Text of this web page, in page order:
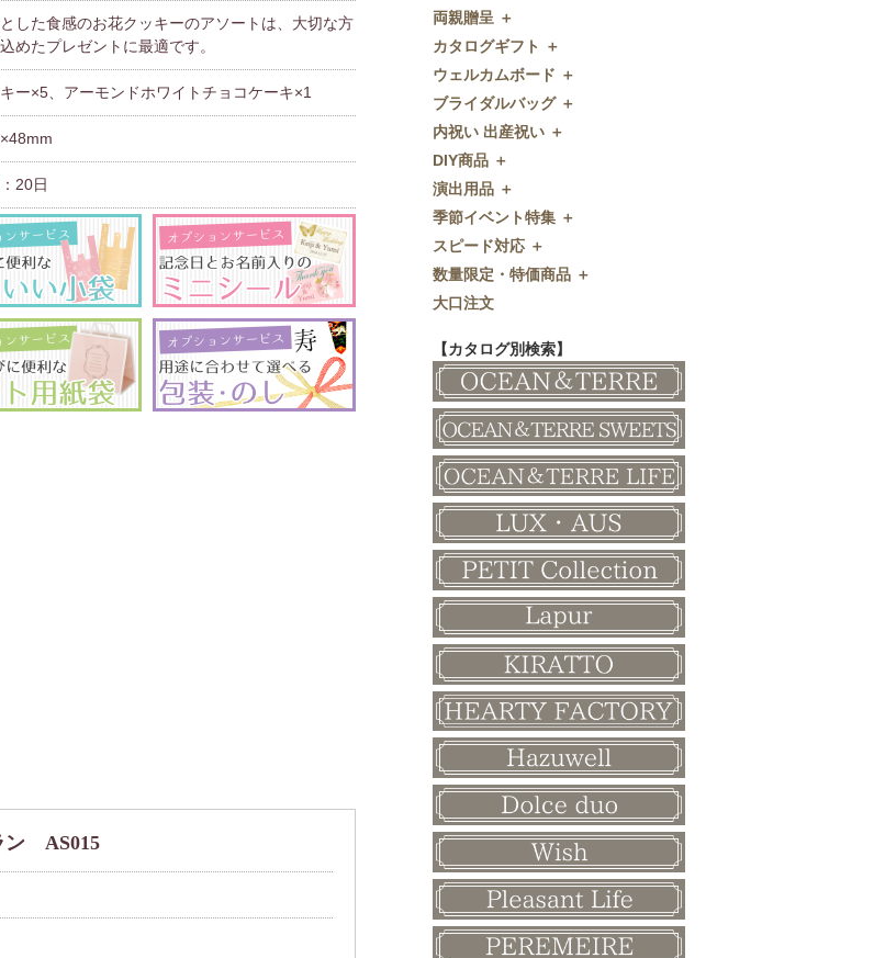
した食感のお花クッキーのアソートは、大切な方
めたプレゼントに最適です。
ー×5、アーモンドホワイトチョコケーキ×1
20日
ン AS015
キャンディー・金平糖
クッキー
スプーン
チョコレート
ディズニー
ドラジェ
プチタオル
席札立て
耳かき＆ぺん
紅茶＆コーヒー
和風プチギフト
その他
タオル・石鹸・名披露目
ディズニーギフト
今治タオル
引出物セット
和食器
名入れ贈呈品
特選ギフト
珈琲・紅茶
鰹節・フード
バウムクーヘン
洋菓子
和菓子
FLAVOR
ペーパーアイテム
招待状
席次表
席札
付箋・メッセージカード
印刷代行
ディズニーシリーズ
両親贈呈 ＋
両親贈呈
ディズニーウェイトドール
ウェイトベア
子育て卒業証書
クロックギフト
カタログギフト ＋
カタログギフト
OCEAN&TERRE GOURMET
SHIKISAI ONE
Grace
ウェルカムボード ＋
ウェルカムボード
カラーステンドグラス調
ガラス
フラワータイプ
ペンダントクロック
ミラー
メッセージパズル
似顔絵
和風ボード
ブライダルバッグ ＋
ブライダルバッグ
内祝い 出産祝い ＋
内祝い 出産祝い
DIY商品 ＋
DIY商品
演出用品 ＋
演出用品
リングピロー
ブーケプルズ
結婚証明書
その他
季節イベント特集 ＋
季節イベント特集
サクラ
クローバー
クリスマス
バレンタイン
ホワイトデー
母の日
父の日
敬老の日
スピード対応 ＋
スピード対応
即日お急ぎ発送
数量限定・特価商品 ＋
数量限定・特価商品
大口注文
【カタログ別検索】